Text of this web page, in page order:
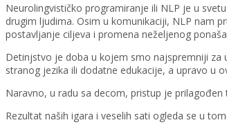
Neurolingvističko programiranje ili NLP je u
drugim ljudima. Osim u komunikaciji, NLP nam
postavljanje ciljeva i promena neželjenog
Detinjstvo je doba u kojem smo najspremniji za
stranog jezika ili dodatne edukacije, a upravo u
Naravno, u radu sa decom, pristup je
Rezultat naših igara i veselih sati ogleda se u